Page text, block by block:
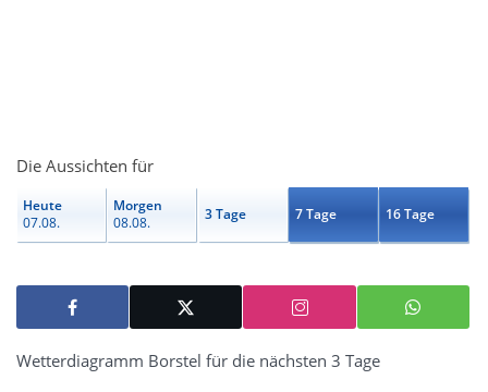
Die Aussichten für
Heute
07.08.
Morgen
08.08.
3 Tage 7 Tage 16 Tage
Wetterdiagramm Borstel für die nächsten 3 Tage